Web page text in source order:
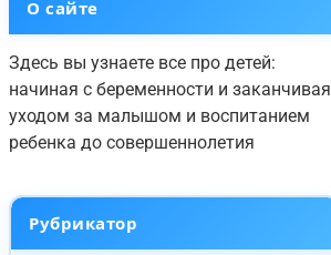
О сайте
Здесь вы узнаете все про детей:
начиная с беременности и заканчивая
уходом за малышом и воспитанием
ребенка до совершеннолетия
Рубрикатор